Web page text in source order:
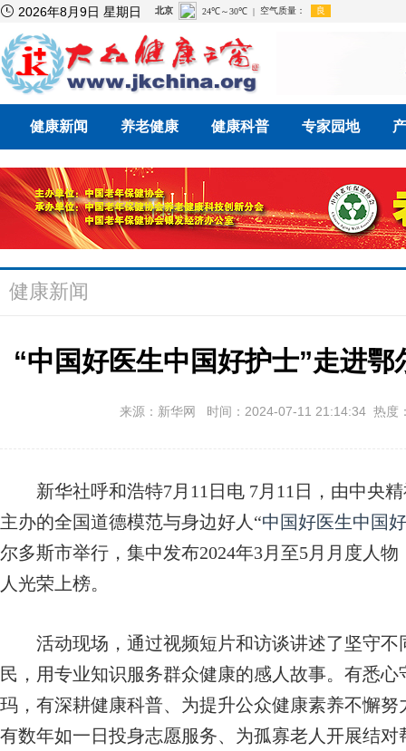
 2026年8月9日 星期日
健康新闻 养老健康 健康科普 专家园地
健康新闻
“中国好医生中国好护士”走进
来源：新华网 时间：2024-07-11 21:14:34 热度
新华社呼和浩特7月11日电 7月11日，由中央精
主办的全国道德模范与身边好人“中国好医生中国
尔多斯市举行，集中发布2024年3月至5月月度人
人光荣上榜。
活动现场，通过视频短片和访谈讲述了坚守不
民，用专业知识服务群众健康的感人故事。有悉
玛，有深耕健康科普、为提升公众健康素养不懈
有数年如一日投身志愿服务、为孤寡老人开展结